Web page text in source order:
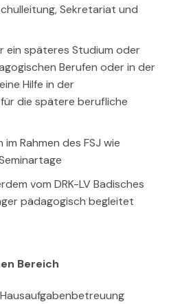
Sekretariat und
ein späteres Studium oder
Berufen oder in der
Hilfe in der
die spätere berufliche
Rahmen des FSJ wie
vom DRK-LV Badisches
pädagogisch begleitet
Bereich